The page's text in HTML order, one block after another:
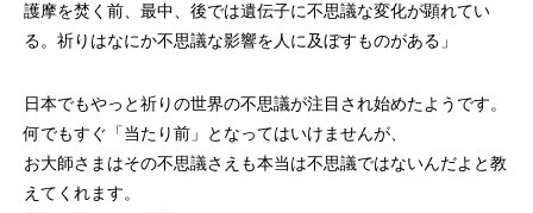
護摩を焚く前、最中、後では遺伝子に不思議な変化が顕れてい
る。祈りはなにか不思議な影響を人に及ぼすものがある」
日本でもやっと祈りの世界の不思議が注目され始めたようです。
何でもすぐ「当たり前」となってはいけませんが、
お大師さまはその不思議さえも本当は不思議ではないんだよと教
えてくれます。